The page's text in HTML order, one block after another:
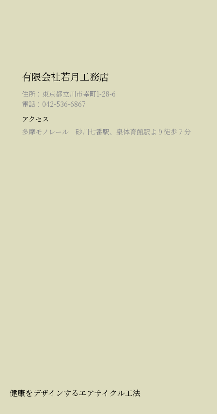
有限会社若月工務店
住所：東京都立川市幸町1-28-6
電話：042-536-6867
アクセス
多摩モノレール 砂川七番駅、泉体育館駅より徒歩７分
健康をデザインするエアサイクル工法